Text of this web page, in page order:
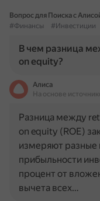
Вопрос для Поиска с
#Финансы
#Инвестиции
В чем разница
on equity?
Алиса
На основе
Разница между
on equity (ROE)
измеряют разные
прибыльности
процент от
вычета всех…